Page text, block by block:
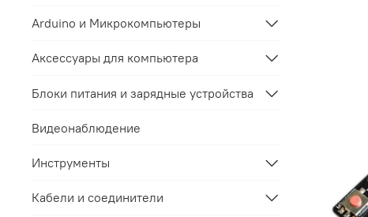
Arduino и Микрокомпьютеры
Аксессуары для компьютера
Блоки питания и зарядные устройства
Видеонаблюдение
Инструменты
Кабели и соединители